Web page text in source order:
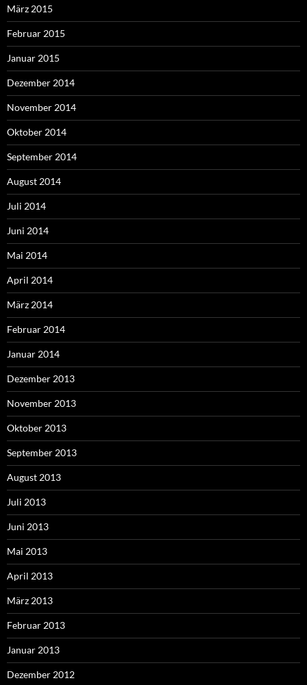
März 2015
Februar 2015
Januar 2015
Dezember 2014
November 2014
Oktober 2014
September 2014
August 2014
Juli 2014
Juni 2014
Mai 2014
April 2014
März 2014
Februar 2014
Januar 2014
Dezember 2013
November 2013
Oktober 2013
September 2013
August 2013
Juli 2013
Juni 2013
Mai 2013
April 2013
März 2013
Februar 2013
Januar 2013
Dezember 2012